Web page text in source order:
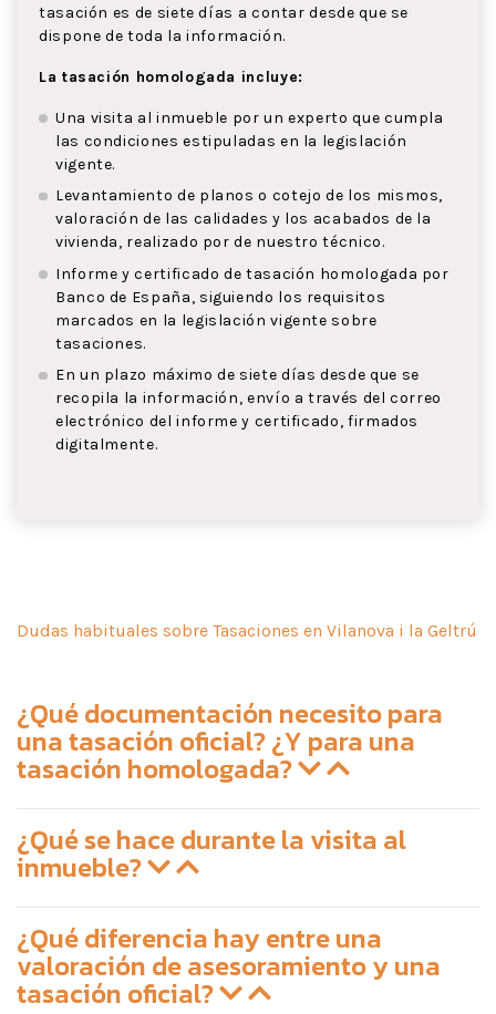
tasación es de siete días a contar desde que se
dispone de toda la información.
La tasación homologada incluye:
Una visita al inmueble por un experto que cumpla
las condiciones estipuladas en la legislación
vigente.
Levantamiento de planos o cotejo de los mismos,
valoración de las calidades y los acabados de la
vivienda, realizado por de nuestro técnico.
Informe y certificado de tasación homologada por
Banco de España, siguiendo los requisitos
marcados en la legislación vigente sobre
tasaciones.
En un plazo máximo de siete días desde que se
recopila la información, envío a través del correo
electrónico del informe y certificado, firmados
digitalmente.
Dudas habituales sobre Tasaciones en Vilanova i la Geltrú
¿Qué documentación necesito para
una tasación oficial? ¿Y para una
tasación homologada?
¿Qué se hace durante la visita al
inmueble?
¿Qué diferencia hay entre una
valoración de asesoramiento y una
tasación oficial?